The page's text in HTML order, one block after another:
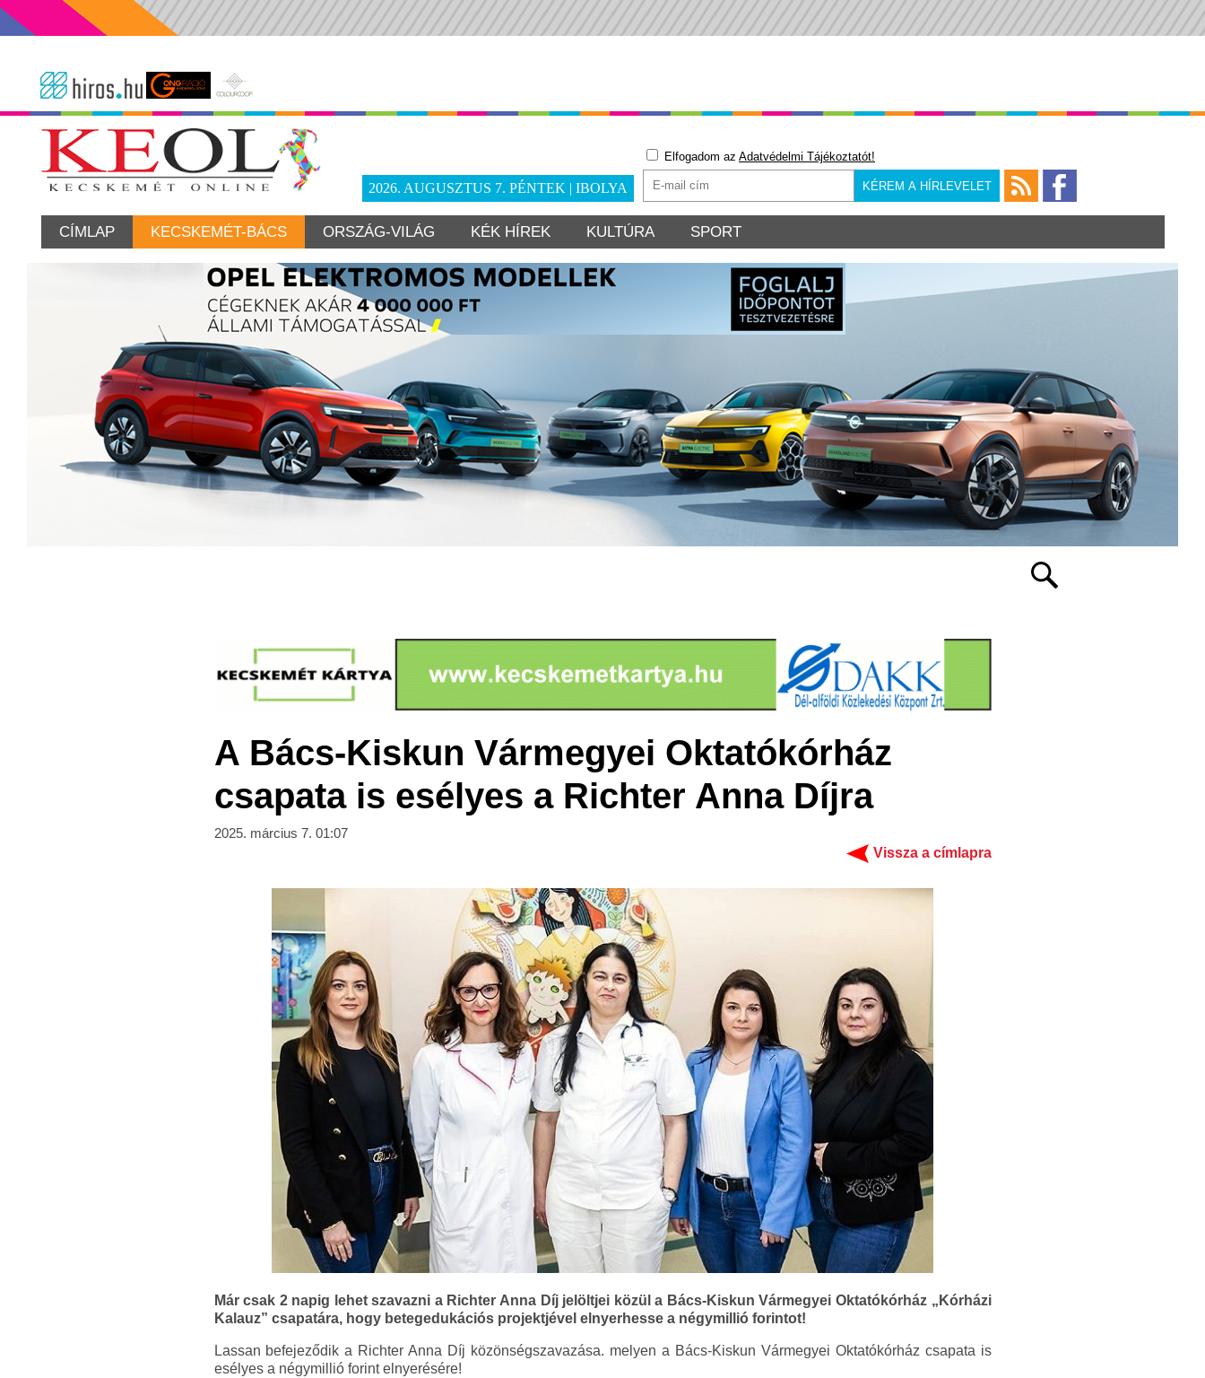
2026. AUGUSZTUS 7. PÉNTEK | IBOLYA
Elfogadom az Adatvédelmi Tájékoztatót!
CÍMLAP KECSKEMÉT-BÁCS ORSZÁG-VILÁG KÉK HÍREK KULTÚRA SPORT
A Bács-Kiskun Vármegyei Oktatókórház
csapata is esélyes a Richter Anna Díjra
2025. március 7. 01:07
Vissza a címlapra
Már csak 2 napig lehet szavazni a Richter Anna Díj jelöltjei közül a Bács-Kiskun Vármegyei Oktatókórház „Kórházi
Kalauz” csapatára, hogy betegedukációs projektjével elnyerhesse a négymillió forintot!
Lassan befejeződik a Richter Anna Díj közönségszavazása. melyen a Bács-Kiskun Vármegyei Oktatókórház csapata is
esélyes a négymillió forint elnyerésére!